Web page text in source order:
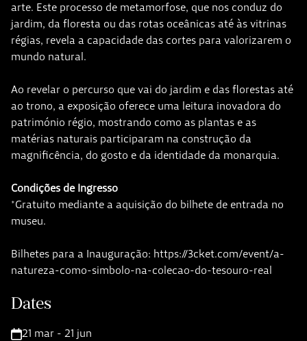
arte. Este processo de metamorfose, que nos conduz do
jardim, da floresta ou das rotas oceânicas até às vitrinas
régias, revela a capacidade das cortes para valorizarem o
mundo natural.
Ao revelar o percurso que vai do jardim e das florestas até
ao trono, a exposição oferece uma leitura inovadora do
património régio, mostrando como as plantas e as
matérias naturais participaram na construção da
magnificência, do gosto e da identidade da monarquia.
Condições de Ingresso
*Gratuito mediante a aquisição do bilhete de entrada no
museu.
Bilhetes para a Inauguração: https://3cket.com/event/a-
natureza-como-simbolo-na-colecao-do-tesouro-real
Dates
21 mar - 21 jun